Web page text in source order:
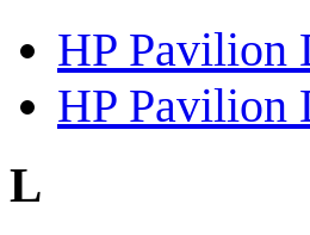
HP Pavilion
HP Pavilion
L